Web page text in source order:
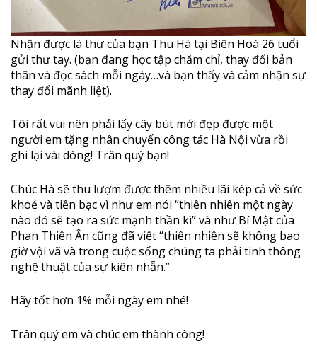
Nhận được lá thư của bạn Thu Hà tại Biên Hoà 26 tuổi
gửi thư tay. (bạn đang học tập chăm chỉ, thay đổi bản
thân và đọc sách mỗi ngày…và bạn thấy và cảm nhận sự
thay đổi mãnh liệt).
Tôi rất vui nên phải lấy cây bút mới đẹp được một
người em tặng nhân chuyến công tác Hà Nội vừa rồi
ghi lại vài dòng! Trân quý bạn!
Chúc Hà sẽ thu lượm được thêm nhiều lãi kép cả về sức
khoẻ và tiền bạc vì như em nói “thiên nhiên một ngày
nào đó sẽ tạo ra sức mạnh thần kì” và như Bí Mật của
Phan Thiên Ân cũng đã viết “thiên nhiên sẽ không bao
giờ vội vã và trong cuộc sống chúng ta phải tinh thông
nghệ thuật của sự kiên nhẫn.”
Hãy tốt hơn 1% mỗi ngày em nhé!
Trân quý em và chúc em thành công!